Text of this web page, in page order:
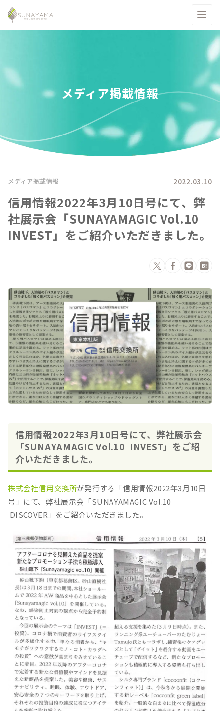
メディア掲載情報
メディア掲載情報 2022.03.10
信用情報2022年3月10日号にて、弊
社展示会「SUNAYAMAGIC Vol.10
INVEST」をご紹介いただきました。
信用情報2022年3月10日号にて、弊社展示会
「SUNAYAMAGIC Vol.10 INVEST」をご紹
介いただきました。
株式会社信用交換所が発行する「信用情報2022年3月10日
号」にて、弊社展示会「SUNAYAMAGIC Vol.10
DISCOVER」をご紹介いただきました。